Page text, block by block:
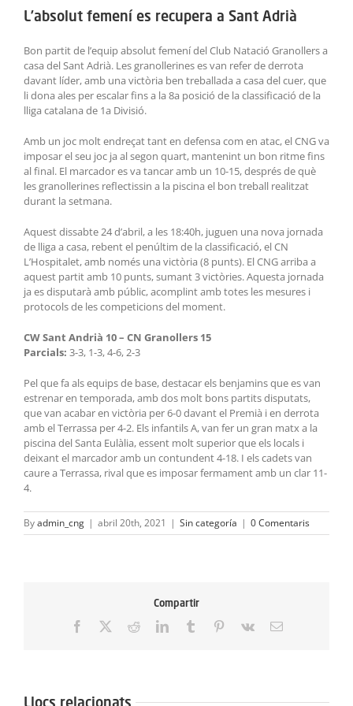
L’absolut femení es recupera a Sant Adrià
Bon partit de l’equip absolut femení del Club Natació Granollers a
casa del Sant Adrià. Les granollerines es van refer de derrota
davant líder, amb una victòria ben treballada a casa del cuer, que
li dona ales per escalar fins a la 8a posició de la classificació de la
lliga catalana de 1a Divisió.
Amb un joc molt endreçat tant en defensa com en atac, el CNG va
imposar el seu joc ja al segon quart, mantenint un bon ritme fins
al final. El marcador es va tancar amb un 10-15, després de què
les granollerines reflectissin a la piscina el bon treball realitzat
durant la setmana.
Aquest dissabte 24 d’abril, a les 18:40h, juguen una nova jornada
de lliga a casa, rebent el penúltim de la classificació, el CN
L’Hospitalet, amb només una victòria (8 punts). El CNG arriba a
aquest partit amb 10 punts, sumant 3 victòries. Aquesta jornada
ja es disputarà amb públic, acomplint amb totes les mesures i
protocols de les competicions del moment.
CW Sant Andrià 10 – CN Granollers 15
Parcials: 3-3, 1-3, 4-6, 2-3
Pel que fa als equips de base, destacar els benjamins que es van
estrenar en temporada, amb dos molt bons partits disputats,
que van acabar en victòria per 6-0 davant el Premià i en derrota
amb el Terrassa per 4-2. Els infantils A, van fer un gran matx a la
piscina del Santa Eulàlia, essent molt superior que els locals i
deixant el marcador amb un contundent 4-18. I els cadets van
caure a Terrassa, rival que es imposar fermament amb un clar 11-
4.
Byadmin_cng | abril 20th, 2021 | Sin categoría | 0 Comentaris
Compartir
Facebook RedditLinkedInTumblr Pinterest
Vk Email: